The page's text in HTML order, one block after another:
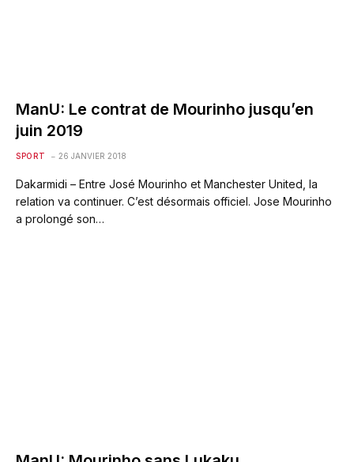
ManU: Le contrat de Mourinho jusqu’en
juin 2019
SPORT 26 JANVIER 2018
Dakarmidi – Entre José Mourinho et Manchester United, la
relation va continuer. C’est désormais officiel. Jose Mourinho
a prolongé son…